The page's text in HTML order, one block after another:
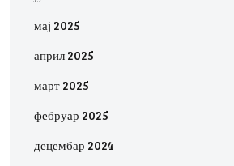
мај 2025
април 2025
март 2025
фебруар 2025
децембар 2024